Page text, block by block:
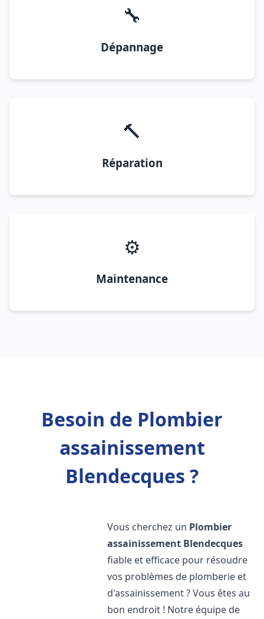
🔧
Dépannage
🔨
Réparation
⚙️
Maintenance
Besoin de Plombier
assainissement
Blendecques ?
Vous cherchez un Plombier
assainissement Blendecques
fiable et efficace pour résoudre
vos problèmes de plomberie et
d'assainissement ? Vous êtes au
bon endroit ! Notre équipe de